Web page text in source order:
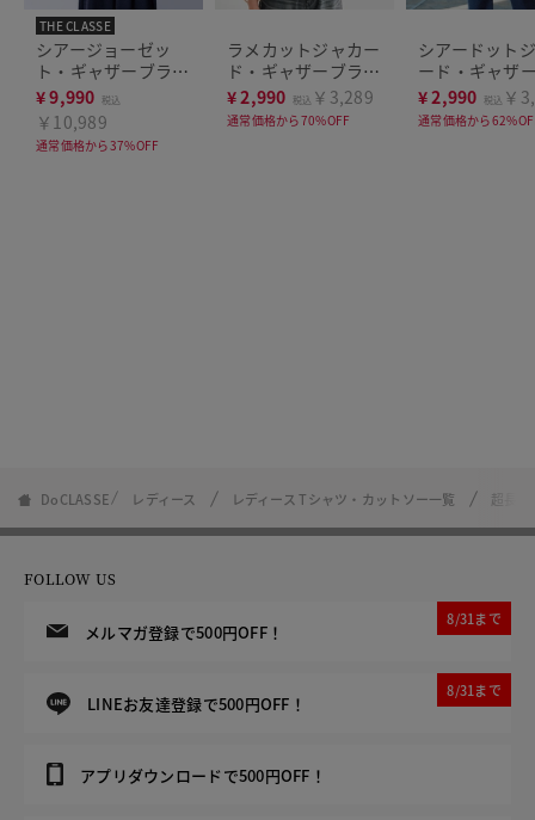
THE CLASSE
シアージョーゼッ
ト・ギャザーブラウ
ス
¥9,990 税込
￥10,989
通常価格から37%OFF
ラメカットジャカー
ド・ギャザーブラウ
ス
¥2,990 税込 ￥3,289
通常価格から70%OFF
シアードット
ード・ギャザ
ウス
¥2,990 税込 ￥
通常価格から
DoCLASSE レディース レディース Tシャツ・カットソー一覧 超長
FOLLOW US
メルマガ登録で500円OFF！
8/31まで
LINEお友達登録で500円OFF！
8/31まで
アプリダウンロードで500円OFF！